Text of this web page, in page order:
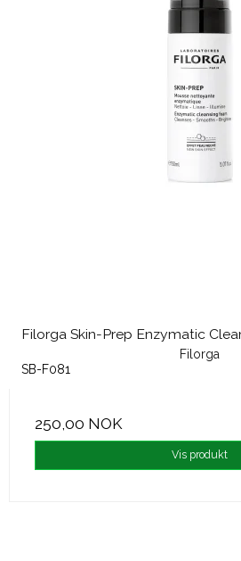
Filorga Skin-Prep Enzymatic
Filorga
SB-F081
250,00 NOK
Vis produkt